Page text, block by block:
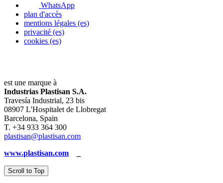
WhatsApp
plan d'accès
mentions légales (es)
privacité (es)
cookies (es)
est une marque à
Industrias Plastisan S.A.
Travesía Industrial, 23 bis
08907 L'Hospitalet de Llobregat
Barcelona, Spain
T. +34 933 364 300
plastisan@plastisan.com
www.plastisan.com
Scroll to Top